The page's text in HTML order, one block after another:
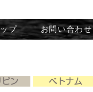
プ お問い合わせ
ピン ベトナム